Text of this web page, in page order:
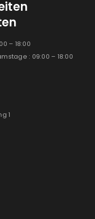
– 18:00
: 09:00 – 18:00
1